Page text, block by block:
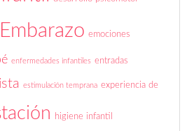
Embarazo emociones
enfermedades infantiles entradas
estimulación temprana experiencia de
higiene infantil